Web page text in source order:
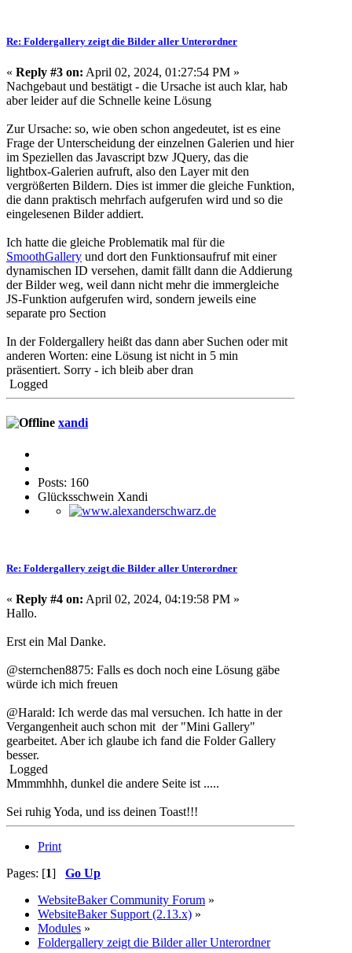
Re: Foldergallery zeigt die Bilder aller Unterordner
« Reply #3 on: April 02, 2024, 01:27:54 PM »
Nachgebaut und bestätigt - die Ursache ist auch klar, hab
aber leider auf die Schnelle keine Lösung
Zur Ursache: so, wie oben schon angedeutet, ist es eine
Frage der Unterscheidung der einzelnen Galerien und hier
im Speziellen das Javascript bzw JQuery, das die
lightbox-Galerien aufruft, also den Layer mit den
vergrößerten Bildern. Dies ist immer die gleiche Funktion,
die dann praktisch mehrfach aufgerufen wird und so die
eingelesenen Bilder addiert.
Ich hatte die gleiche Problematik mal für die
SmoothGallery und dort den Funktionsaufruf mit einer
dynamischen ID versehen, damit fällt dann die Addierung
der Bilder weg, weil dann nicht mehr die immergleiche
JS-Funktion aufgerufen wird, sondern jeweils eine
separate pro Section
In der Foldergallery heißt das dann aber Suchen oder mit
anderen Worten: eine Lösung ist nicht in 5 min
präsentiert. Sorry - ich bleib aber dran
Logged
xandi
Posts: 160
Glücksschwein Xandi
Re: Foldergallery zeigt die Bilder aller Unterordner
« Reply #4 on: April 02, 2024, 04:19:58 PM »
Hallo.
Erst ein Mal Danke.
@sternchen8875: Falls es doch noch eine Lösung gäbe
würde ich mich freuen
@Harald: Ich werde das mal versuchen. Ich hatte in der
Vergangenheit auch schon mit der "Mini Gallery"
gearbeitet. Aber ich glaube ich fand die Folder Gallery
besser.
Logged
Mmmmhhh, dunkel die andere Seite ist .....
Sei ruhig Yoda, und iss deinen Toast!!!
Print
Pages: [1] Go Up
WebsiteBaker Community Forum »
WebsiteBaker Support (2.13.x) »
Modules »
Foldergallery zeigt die Bilder aller Unterordner